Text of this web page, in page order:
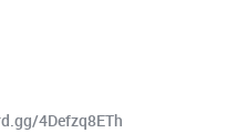
4Defzq8ETh